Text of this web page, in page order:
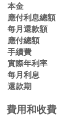
本金
應付利息總額
每月還款額
應付總額
手續費
實際年利率
每月利息
還款期
費用和收費